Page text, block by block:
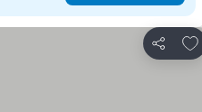
Teilen
Zu